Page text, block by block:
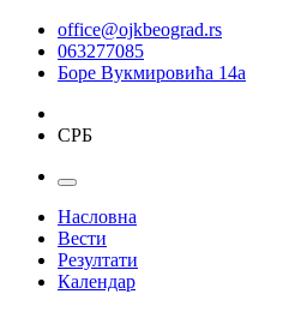
office@ojkbeograd.rs
063277085
Боре Вукмировића 14а
СРБ
Насловна
Вести
Резултати
Календар